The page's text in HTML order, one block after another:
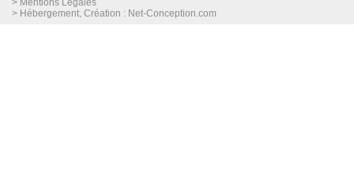
> Mentions Légales
> Hébergement, Création : Net-Conception.com